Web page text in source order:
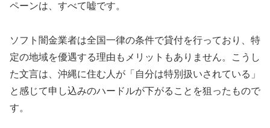
ペーンは、すべて嘘です。
ソフト闇金業者は全国一律の条件で貸付を行っており、特
定の地域を優遇する理由もメリットもありません。こうし
た文言は、沖縄に住む人が「自分は特別扱いされている」
と感じて申し込みのハードルが下がることを狙ったもので
す。